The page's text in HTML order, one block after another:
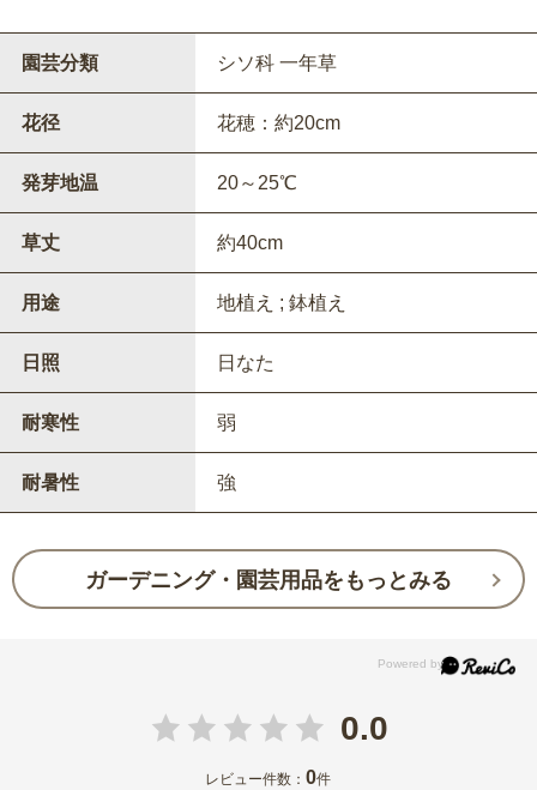
園芸分類 シソ科 一年草
花径 花穂：約20cm
発芽地温 20～25℃
草丈 約40cm
用途 地植え ; 鉢植え
日照 日なた
耐寒性 弱
耐暑性 強
ガーデニング・園芸用品をもっとみる
0.0
レビュー件数：0件